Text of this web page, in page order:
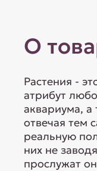
О
Растения -
атрибут
аквариума,
отвечая тем
реальную
них не
прослужат